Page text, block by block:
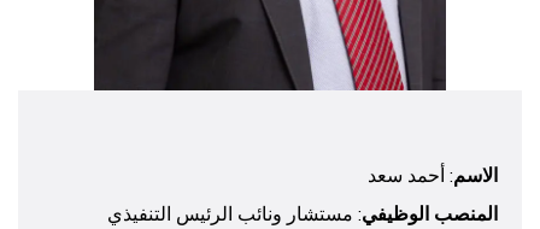
الاسم: أحمد سعد
المنصب الوظيفي: مستشار ونائب الرئيس التنفيذي